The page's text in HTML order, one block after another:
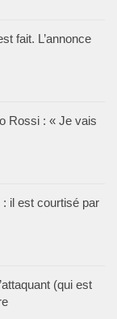
fait. L’annonce
Rossi : « Je vais
il est courtisé par
(qui est